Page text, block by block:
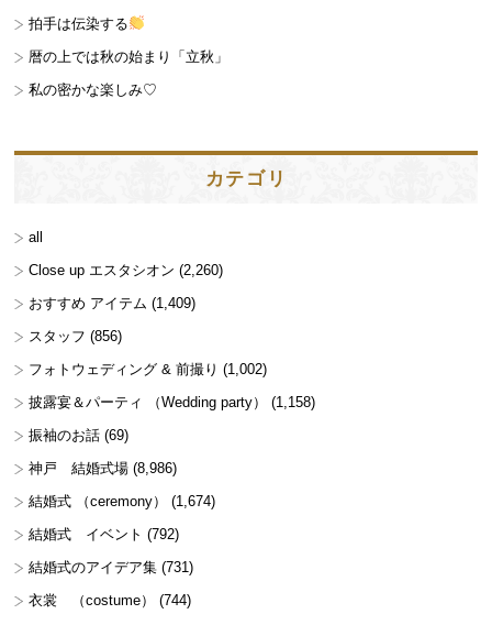
拍手は伝染する
暦の上では秋の始まり「立秋」
私の密かな楽しみ♡
カテゴリ
all
Close up エスタシオン (2,260)
おすすめ アイテム (1,409)
スタッフ (856)
フォトウェディング & 前撮り (1,002)
披露宴＆パーティ （Wedding party）
(1,158)
振袖のお話 (69)
神戸 結婚式場 (8,986)
結婚式 （ceremony）
(1,674)
結婚式 イベント (792)
結婚式のアイデア集 (731)
衣裳 （costume）
(744)